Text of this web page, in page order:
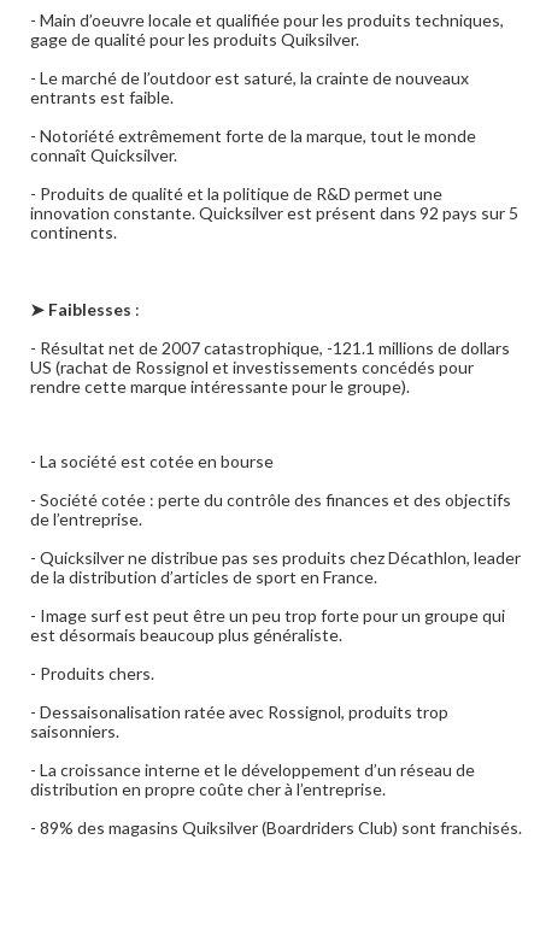
- Main d’oeuvre locale et qualifiée pour les produits techniques,
gage de qualité pour les produits Quiksilver.
- Le marché de l’outdoor est saturé, la crainte de nouveaux
entrants est faible.
- Notoriété extrêmement forte de la marque, tout le monde
connaît Quicksilver.
- Produits de qualité et la politique de R&D permet une
innovation constante. Quicksilver est présent dans 92 pays sur 5
continents.
➤ Faiblesses :
- Résultat net de 2007 catastrophique, -121.1 millions de dollars
US (rachat de Rossignol et investissements concédés pour
rendre cette marque intéressante pour le groupe).
- La société est cotée en bourse
- Société cotée : perte du contrôle des finances et des objectifs
de l’entreprise.
- Quicksilver ne distribue pas ses produits chez Décathlon, leader
de la distribution d’articles de sport en France.
- Image surf est peut être un peu trop forte pour un groupe qui
est désormais beaucoup plus généraliste.
- Produits chers.
- Dessaisonalisation ratée avec Rossignol, produits trop
saisonniers.
- La croissance interne et le développement d’un réseau de
distribution en propre coûte cher à l’entreprise.
- 89% des magasins Quiksilver (Boardriders Club) sont franchisés.